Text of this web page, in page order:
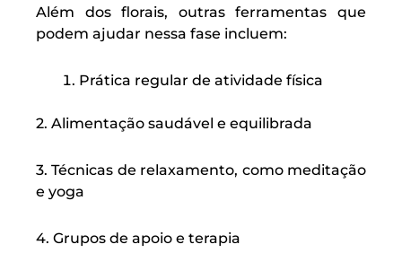
Além dos florais, outras ferramentas que
podem ajudar nessa fase incluem:
Prática regular de atividade física
2. Alimentação saudável e equilibrada
3. Técnicas de relaxamento, como meditação
e yoga
4. Grupos de apoio e terapia